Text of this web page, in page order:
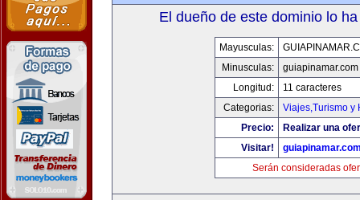
El dueño de este dominio lo
Mayusculas:
Minusculas:
guiapinamar.com
Longitud:
11 caracteres
Categorias:
Viajes,Turismo y
Precio:
Realizar una
Visitar!
Serán consideradas